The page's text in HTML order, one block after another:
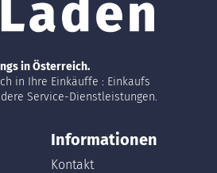
in Österreich.
in Ihre Einkäuffe : Einkaufs
Service-Dienstleistungen.
Informationen
Kontakt